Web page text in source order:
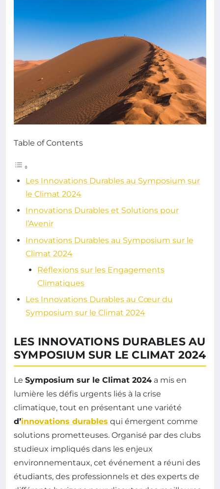
Table of Contents
Les Innovations Durables au Symposium sur
le Climat 2024
Innovations Durables et Solutions pour
l’Avenir
Innovations Durables au Symposium sur le
Climat 2024
Réflexions sur les Engagements
Climatiques
Les Innovations Durables au Cœur du
Symposium sur le Climat 2024
LES INNOVATIONS DURABLES AU
SYMPOSIUM SUR LE CLIMAT 2024
Le Symposium sur le Climat 2024 a mis en
lumière les défis urgents liés à la crise
climatique, tout en présentant une variété
d’innovations durables qui émergent comme
solutions prometteuses. Organisé par des clubs
studieux impliqués dans les enjeux
environnementaux, cet événement a réuni des
étudiants, des professionnels et des experts de